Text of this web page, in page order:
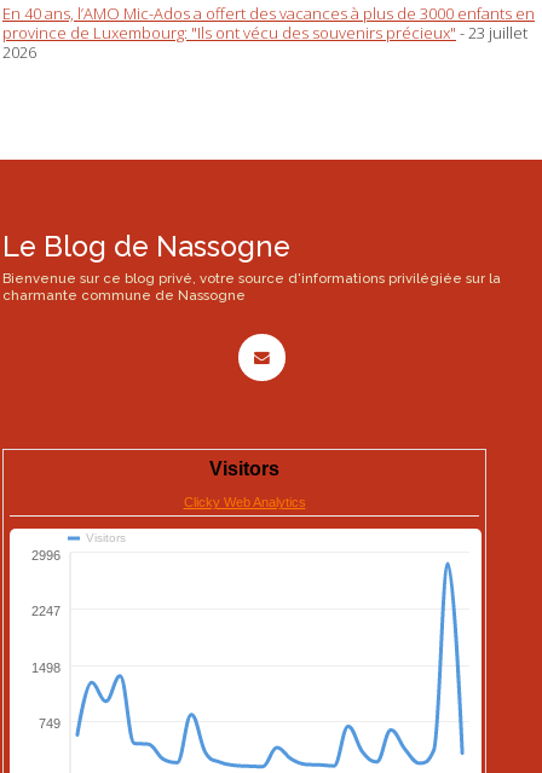
En 40 ans, l’AMO Mic-Ados a offert des vacances à plus de 3000 enfants en
province de Luxembourg: "Ils ont vécu des souvenirs précieux" - 23 juillet
2026
Le Blog de Nassogne
Bienvenue sur ce blog privé, votre source d'informations privilégiée sur la
charmante commune de Nassogne